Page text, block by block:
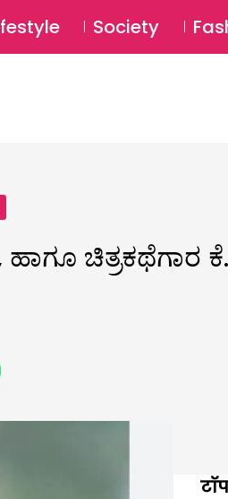
SUBSCRIBE
Society
ಚಿತ್ರಕಥೆಗಾರ